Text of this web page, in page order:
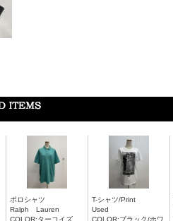
ポロシャツ
Ralph Lauren
COLOR:ターコイズ
T-シャツ/Print
Used
COLOR:ブラック/ホワ